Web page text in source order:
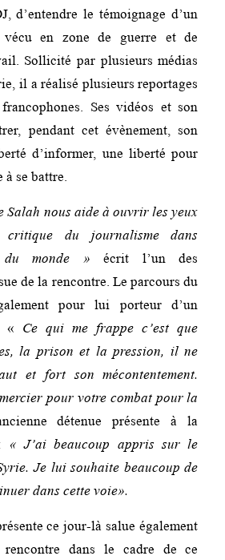
d’entendre le témoignage d’un
en zone de guerre et de
Sollicité par plusieurs médias
il a réalisé plusieurs reportages
Ses vidéos et son
pendant cet évènement, son
d’informer, une liberté pour
se battre.
Salah nous aide à ouvrir les yeux
du journalisme dans
du monde »écrit l’un des
de la rencontre. Le parcours du
pour lui porteur d’un
« Ce qui me frappe c’est que
la prison et la pression, il ne
et fort son mécontentement.
pour votre combat pour la
détenue présente à la
« J’ai beaucoup appris sur le
Je lui souhaite beaucoup de
dans cette voie».
ce jour-là salue également
dans le cadre de ce